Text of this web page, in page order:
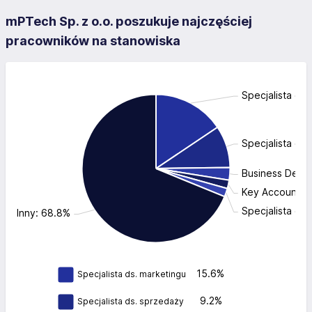
mPTech Sp. z o.o. poszukuje najczęściej
pracowników na stanowiska
Specjalista ds.
Specjalista
Business
Key Account
Specjalista ds.
Inny: 68.8%
Specjalista ds. marketingu 15.6%
Specjalista ds. sprzedaży 9.2%